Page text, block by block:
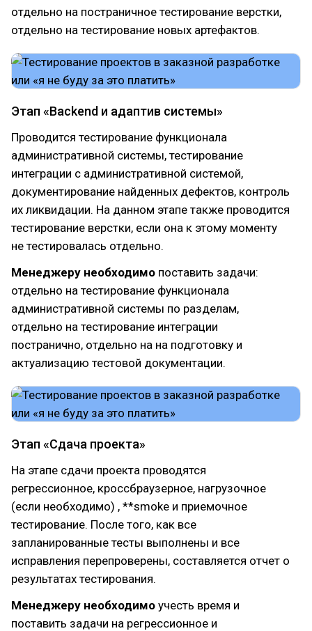
отдельно на постраничное тестирование верстки,
отдельно на тестирование новых артефактов.
Этап «Backend и адаптив системы»
Проводится тестирование функционала
административной системы, тестирование
интеграции с административной системой,
документирование найденных дефектов, контроль
их ликвидации. На данном этапе также проводится
тестирование верстки, если она к этому моменту
не тестировалась отдельно.
Менеджеру необходимо поставить задачи:
отдельно на тестирование функционала
административной системы по разделам,
отдельно на тестирование интеграции
постранично, отдельно на на подготовку и
актуализацию тестовой документации.
Этап «Сдача проекта»
На этапе сдачи проекта проводятся
регрессионное, кроссбраузерное, нагрузочное
(если необходимо) , **smoke и приемочное
тестирование. После того, как все
запланированные тесты выполнены и все
исправления перепроверены, составляется отчет о
результатах тестирования.
Менеджеру необходимо учесть время и
поставить задачи на регрессионное и